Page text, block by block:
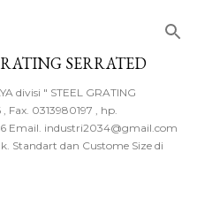
SERRATED
divisi " STEEL GRATING
Fax. 0313980197 , hp.
Email. industri2034@gmail.com
Standart dan Custome Size di